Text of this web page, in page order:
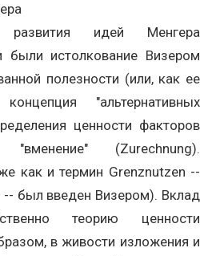
развития идей Менгера
истолкование Визером
полезности (или, как ее
"альтернативных
ценности факторов
"вменение" (Zurechnung).
как и термин Grenznutzen --
-- был введен Визером). Вклад
теорию ценности
в живости изложения и